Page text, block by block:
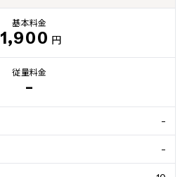
基本料金
1,900 円
従量料金
-
-
-